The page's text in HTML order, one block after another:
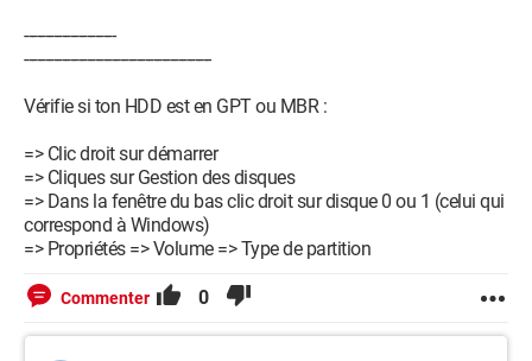
----------------------
---------------------------------------------
Vérifie si ton HDD est en GPT ou MBR :
=> Clic droit sur démarrer
=> Cliques sur Gestion des disques
=> Dans la fenêtre du bas clic droit sur disque 0 ou 1 (celui qui
correspond à Windows)
=> Propriétés => Volume => Type de partition
Commenter 0